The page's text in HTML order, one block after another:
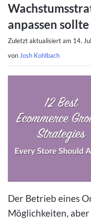
anpassen sollte
Zuletzt aktualisiert am 14.
von Josh Kohlbach
Der Betrieb eines
Möglichkeiten,